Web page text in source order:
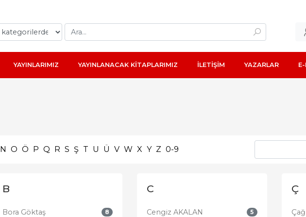
YAYINLARIMIZ YAYINLANACAK KİTAPLARIMIZ İLETİŞİM YAZARLAR
N O Ö P Q R S Ş T U Ü V W X Y Z 0-9
B
Bora Göktaş 8
C
Cengiz AKALAN 5
Ç